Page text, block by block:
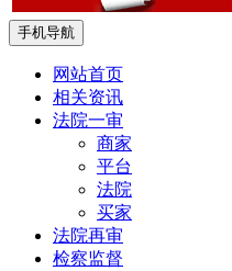
手机导航
网站首页
相关资讯
法院一审
商家
平台
法院
买家
法院再审
检察监督